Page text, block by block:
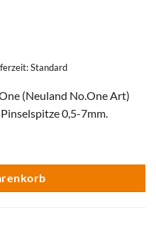
Standard
(Neuland No.One Art)
0,5-7mm.